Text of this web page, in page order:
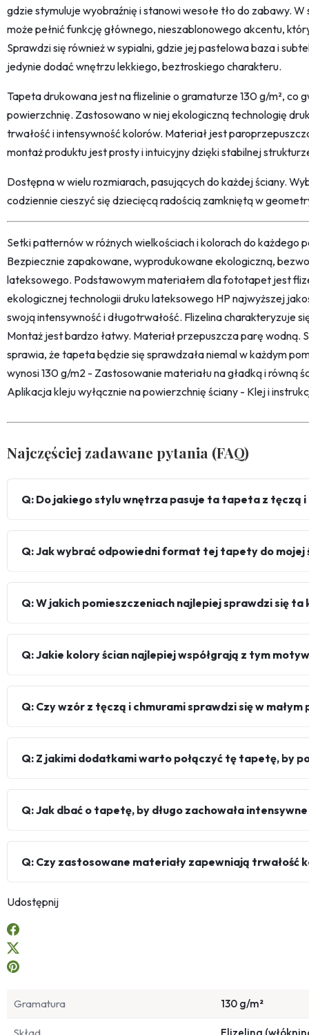
gdzie stymuluje wyobraźnię i stanowi wesołe tło do zabawy.
może pełnić funkcję głównego, nieszablonowego akcentu,
Sprawdzi się również w sypialni, gdzie jej pastelowa baza i
jedynie dodać wnętrzu lekkiego, beztroskiego charakteru.
Tapeta drukowana jest na flizelinie o gramaturze 130 g/m², co
powierzchnię. Zastosowano w niej ekologiczną technologię
trwałość i intensywność kolorów. Materiał jest
montaż produktu jest prosty i intuicyjny dzięki stabilnej
Dostępna w wielu rozmiarach, pasujących do każdej ściany.
codziennie cieszyć się dziecięcą radością zamkniętą w
Setki patternów w różnych wielkościach i kolorach do każdego
Bezpiecznie zapakowane, wyprodukowane ekologiczną,
lateksowego. Podstawowym materiałem dla fototapet jest
ekologicznej technologii druku lateksowego HP najwyższej
swoją intensywność i długotrwałość. Flizelina charakteryzuje
Montaż jest bardzo łatwy. Materiał przepuszcza parę wodną.
sprawia, że tapeta będzie się sprawdzała niemal w każdym
wynosi 130 g/m2 - Zastosowanie materiału na gładką i równą
Aplikacja kleju wyłącznie na powierzchnię ściany - Klej i
Najczęściej zadawane pytania (FAQ)
Q: Do jakiego stylu wnętrza pasuje ta tapeta z tęczą
Q: Jak wybrać odpowiedni format tej tapety do mojej
Q: W jakich pomieszczeniach najlepiej sprawdzi się
Q: Jakie kolory ścian najlepiej współgrają z tym
Q: Czy wzór z tęczą i chmurami sprawdzi się w małym
Q: Z jakimi dodatkami warto połączyć tę tapetę, by
Q: Jak dbać o tapetę, by długo zachowała
Q: Czy zastosowane materiały zapewniają trwałość
Udostępnij
Gramatura 130 g/m²